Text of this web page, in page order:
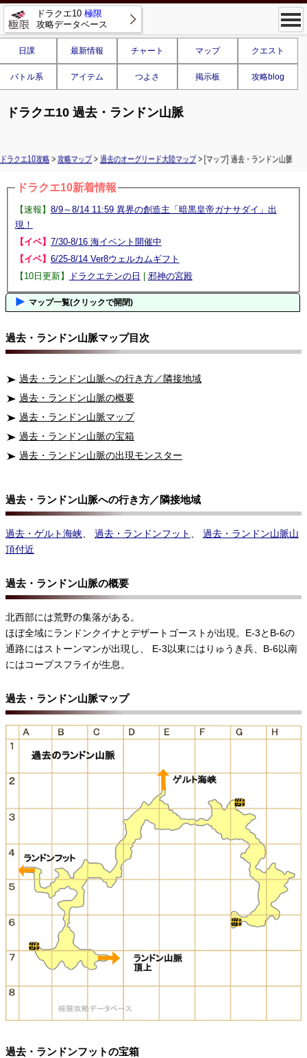
ドラクエ10 極限
攻略データベース
日課 最新情報 チャート マップ クエスト
バトル系 アイテム つよさ 掲示板 攻略blog
ドラクエ10 過去・ランドン山脈
ドラクエ10攻略 > 攻略マップ> 過去のオーグリード大陸マップ> [マップ] 過去・ランドン山脈
ドラクエ10新着情報
【速報】 8/9～8/14 11:59 異界の創造主「暗黒皇帝ガナサダイ」出
現！
【イベ】 7/30-8/16 海イベント開催中
【イベ】 6/25-8/14 Ver8ウェルカムギフト
【10日更新】
ドラクエテンの日 | 邪神の宮殿
マップ一覧(クリックで開閉)
過去・ランドン山脈マップ目次
過去・ランドン山脈への行き方／隣接地域
過去・ランドン山脈の概要
過去・ランドン山脈マップ
過去・ランドン山脈の宝箱
過去・ランドン山脈の出現モンスター
過去・ランドン山脈への行き方／隣接地域
過去・ゲルト海峡 過去・ランドンフット
過去・ランドン山脈山
頂付近
過去・ランドン山脈の概要
北西部には荒野の集落がある。
ほぼ全域にランドンクイナとデザートゴーストが出現。E-3とB-6の
通路にはストーンマンが出現し、 E-3以東にはりゅうき兵、B-6以南
にはコープスフライが生息。
過去・ランドン山脈マップ
過去・ランドンフットの宝箱